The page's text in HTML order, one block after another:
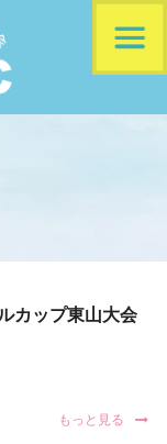
カップ東山大会
もっと見る